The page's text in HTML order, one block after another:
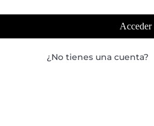
Acceder
¿No tienes una cuenta?